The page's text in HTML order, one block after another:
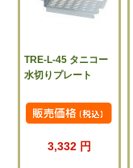
TRE-L-45 タニコー
水切りプレート
3,332 円